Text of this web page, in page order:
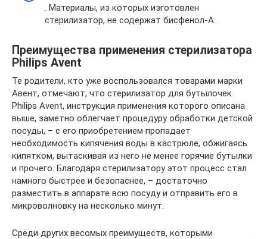
. Материалы, из которых изготовлен
стерилизатор, не содержат бисфенол-А.
Преимущества применения стерилизатора
Philips Avent
Те родители, кто уже воспользовался товарами марки
Авент, отмечают, что стерилизатор для бутылочек
Philips Avent, инструкция применения которого описана
выше, заметно облегчает процедуру обработки детской
посуды, – с его приобретением пропадает
необходимость кипячения воды в кастрюле, обжигаясь
кипятком, вытаскивая из него не менее горячие бутылки
и прочего. Благодаря стерилизатору этот процесс стал
намного быстрее и безопаснее, – достаточно
разместить в аппарате всю посуду и отправить его в
микроволновку на несколько минут.
Среди других весомых преимуществ, которыми